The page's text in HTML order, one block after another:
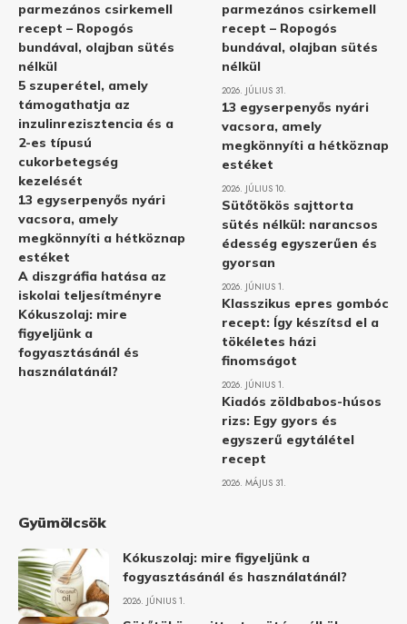
parmezános csirkemell
recept – Ropogós
bundával, olajban sütés
nélkül
5 szuperétel, amely
támogathatja az
inzulinrezisztencia és a
2-es típusú
cukorbetegség
kezelését
13 egyserpenyős nyári
vacsora, amely
megkönnyíti a hétköznap
estéket
A diszgráfia hatása az
iskolai teljesítményre
Kókuszolaj: mire
figyeljünk a
fogyasztásánál és
használatánál?
parmezános csirkemell
recept – Ropogós
bundával, olajban sütés
nélkül
2026. JÚLIUS 31.
13 egyserpenyős nyári
vacsora, amely
megkönnyíti a hétköznap
estéket
2026. JÚLIUS 10.
Sütőtökös sajttorta
sütés nélkül: narancsos
édesség egyszerűen és
gyorsan
2026. JÚNIUS 1.
Klasszikus epres gombóc
recept: Így készítsd el a
tökéletes házi
finomságot
2026. JÚNIUS 1.
Kiadós zöldbabos-húsos
rizs: Egy gyors és
egyszerű egytálétel
recept
2026. MÁJUS 31.
Gyümölcsök
Kókuszolaj: mire figyeljünk a
fogyasztásánál és használatánál?
2026. JÚNIUS 1.